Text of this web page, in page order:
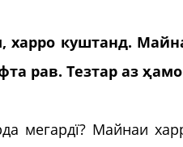
харро куштанд.
рав. Тезтар аз
мегардї? Майнаи